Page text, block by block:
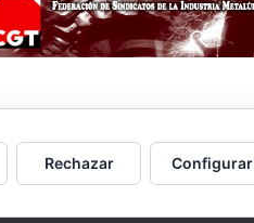
Rechazar Configurar